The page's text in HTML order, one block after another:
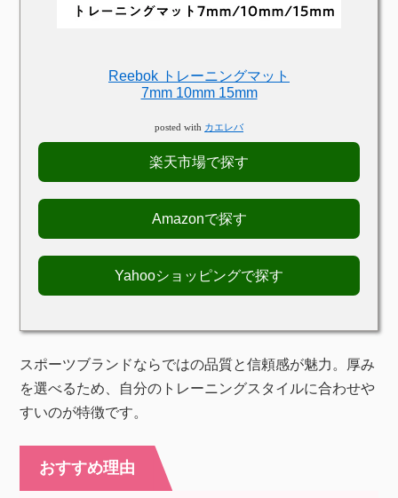
Reebok トレーニングマット
7mm 10mm 15mm
posted with カエレバ
楽天市場で探す
Amazonで探す
Yahooショッピングで探す
スポーツブランドならではの品質と信頼感が魅力。厚み
を選べるため、自分のトレーニングスタイルに合わせや
すいのが特徴です。
おすすめ理由